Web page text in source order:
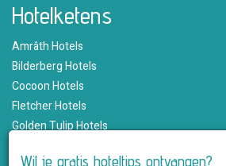
Hotelketens
Amrâth Hotels
Bilderberg Hotels
Cocoon Hotels
Fletcher Hotels
Golden Tulip Hotels
Wil je gratis hoteltips ontvangen?